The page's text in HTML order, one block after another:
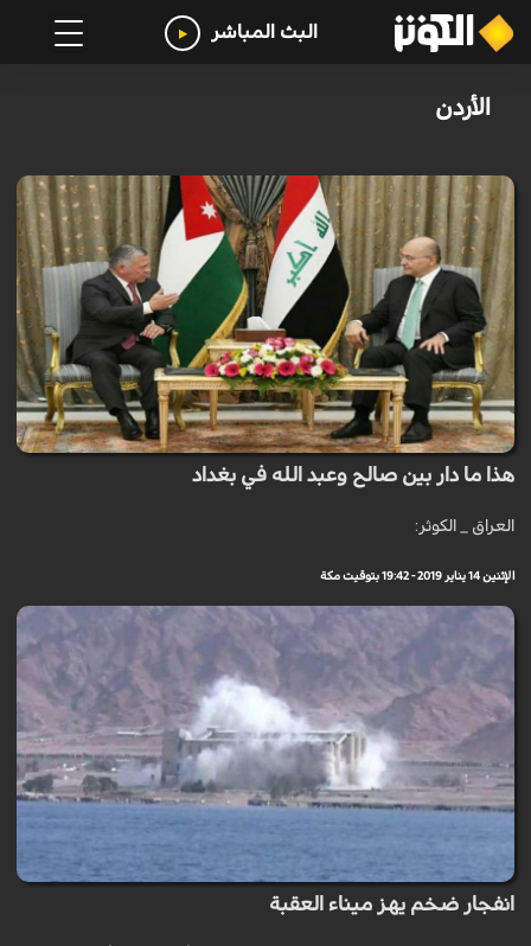
البث المباشر
الأردن
هذا ما دار بين صالح وعبد الله في بغداد
العراق _ الكوثر:
الإثنين 14 يناير 2019 - 19:42 بتوقيت مكة
انفجار ضخم يهز ميناء العقبة